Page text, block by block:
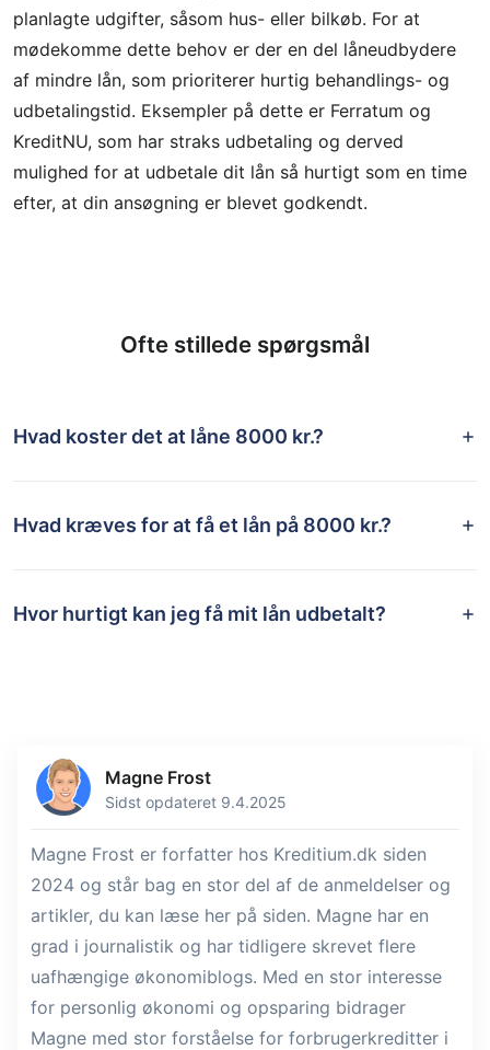
planlagte udgifter, såsom hus- eller bilkøb. For at
mødekomme dette behov er der en del låneudbydere
af mindre lån, som prioriterer hurtig behandlings- og
udbetalingstid. Eksempler på dette er Ferratum og
KreditNU, som har straks udbetaling og derved
mulighed for at udbetale dit lån så hurtigt som en time
efter, at din ansøgning er blevet godkendt.
Ofte stillede spørgsmål
Hvad koster det at låne 8000 kr.?
Hvad kræves for at få et lån på 8000 kr.?
Hvor hurtigt kan jeg få mit lån udbetalt?
Magne Frost
Sidst opdateret 9.4.2025
Magne Frost er forfatter hos Kreditium.dk siden
2024 og står bag en stor del af de anmeldelser og
artikler, du kan læse her på siden. Magne har en
grad i journalistik og har tidligere skrevet flere
uafhængige økonomiblogs. Med en stor interesse
for personlig økonomi og opsparing bidrager
Magne med stor forståelse for forbrugerkreditter i